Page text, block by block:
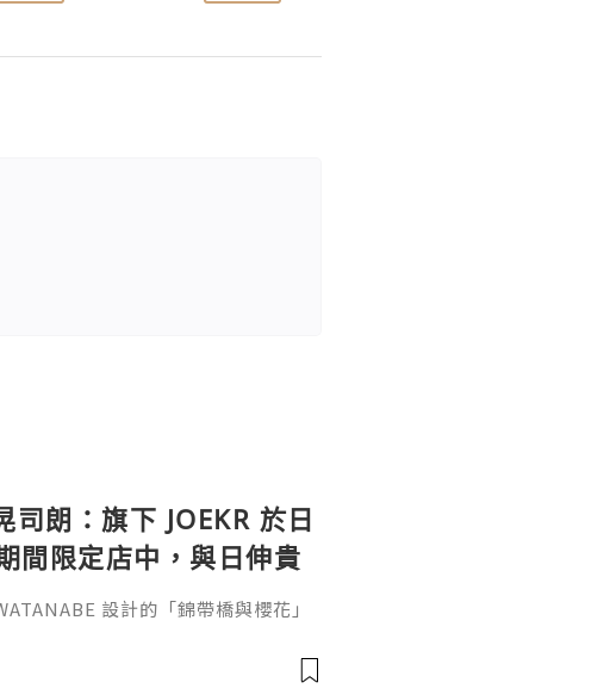
朗：旗下 JOEKR 於日
間限定店中，與日伸貴
同參展設計的「錦帶橋與櫻花」
「JOEKR」，於 2026 年 5 月 13
在日本橋三越本店舉行的「獺祭」